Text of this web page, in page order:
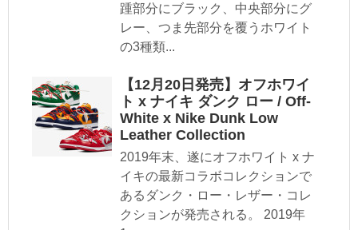
踵部分にブラック、中央部分にグ
レー、つま先部分を覆うホワイト
の3種類...
【12月20日発売】オフホワイ
ト x ナイキ ダンク ロー / Off-
White x Nike Dunk Low
Leather Collection
2019年末、遂にオフホワイト x ナ
イキの最新コラボコレクションで
あるダンク・ロー・レザー・コレ
クションが発売される。 2019年